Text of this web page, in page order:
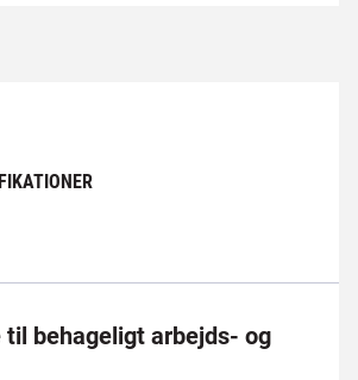
til behageligt arbejds- og